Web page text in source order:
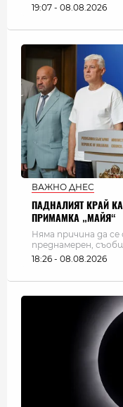
19:07 - 08.08.2026
ВАЖНО ДНЕС
ПАДНАЛИЯТ КРАЙ
ПРИМАМКА „МАЙЯ“
Няма причина да
преднамерен,
18:26 - 08.08.2026